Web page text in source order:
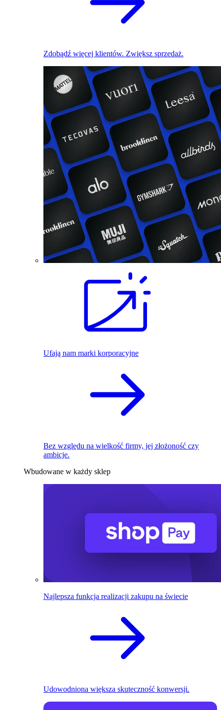
Zdobądź więcej klientów. Zwiększ sprzedaż.
Ufają nam marki korporacyjne
Bez względu na wielkość firmy, jej złożoność czy
ambicje.
Wbudowane w każdy sklep
Najlepsza funkcja realizacji zakupu na świecie
Udowodniona większa skuteczność konwersji.